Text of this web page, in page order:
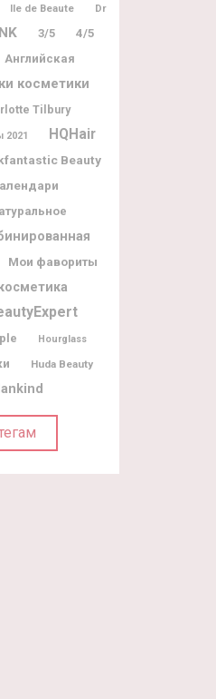
Ile de Beaute
Dr
3/5
4/5
Английская
косметики
Tilbury
2021 HQHair
Beauty
Мои фавориты
Hourglass
Huda Beauty